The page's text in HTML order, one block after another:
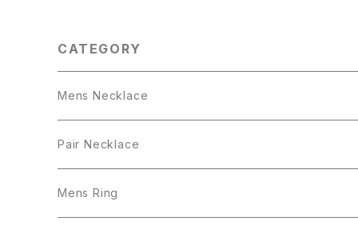
CATEGORY
Mens Necklace
Pair Necklace
Mens Ring